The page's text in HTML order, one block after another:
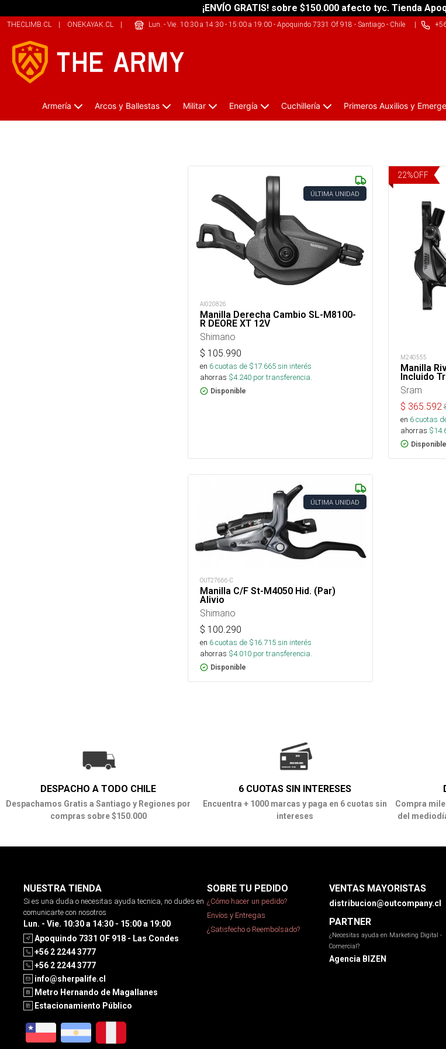
¡ENVÍO GRATIS! sobre $150.000 afecto tyc. Tienda
THECLIMB.CL | ONEKAYAK.CL | SHERPALIFE.CL
Lun. - Vie. 10:30 a 14:30 - 15:00 a 19:00- Apoquindo 7331 Of 918 - Santiago - Chile|
Armería Arcos y Ballestas Militar Energía Cuchillería Primeros Auxilios y
ÚLTIMA UNIDAD
AI020826
Manilla Derecha Cambio SL-M8100-
R DEORE XT 12V
Shimano
$ 105.990
en 6cuotas de $17.665sin interés
ahorras $4.240 por transferencia.
Disponible
22%OFF
M240555
Manilla
Incluido Tr
Sram
$ 365.592
en 6cuotas
ahorras $
Disponible
ÚLTIMA UNIDAD
OUT27666-C
Manilla C/F St-M4050 Hid. (Par)
Alivio
Shimano
$ 100.290
en 6cuotas de $16.715sin interés
ahorras $4.010 por transferencia.
Disponible
DESPACHO A TODO CHILE
Despachamos Gratis a Santiago y Regiones por
compras sobre $150.000
6 CUOTAS SIN INTERESES
Encuentra + 1000 marcas y paga en 6 cuotas sin
intereses
Compra
del
NUESTRA TIENDA
Si es una duda o necesitas ayuda tecnica, no dudes en
comunicarte con nosotros
Lun. - Vie. 10:30 a 14:30 - 15:00 a 19:00
Apoquindo 7331 OF 918 - Las Condes
+56 2 2244 3777
+56 2 2244 3777
info@sherpalife.cl
Metro Hernando de Magallanes
Estacionamiento Público
SOBRE TU PEDIDO
¿Cómo hacer un pedido?
Envíos y Entregas
¿Satisfecho o Reembolsado?
VENTAS MAYORISTAS
distribucion@outcompany.cl
PARTNER
¿Necesitas ayuda en Marketing Digital -
Comercial?
Agencia BIZEN